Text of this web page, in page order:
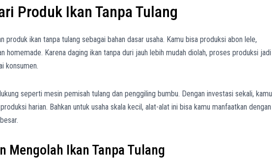
Produk Ikan Tanpa Tulang
produk ikan tanpa tulang sebagai bahan dasar usaha. Kamu bisa produksi abon lele,
homemade. Karena daging ikan tanpa duri jauh lebih mudah diolah, proses produksi jadi
konsumen.
seperti mesin pemisah tulang dan penggiling bumbu. Dengan investasi sekali, kamu
harian. Bahkan untuk usaha skala kecil, alat-alat ini bisa kamu manfaatkan dengan
Mengolah Ikan Tanpa Tulang